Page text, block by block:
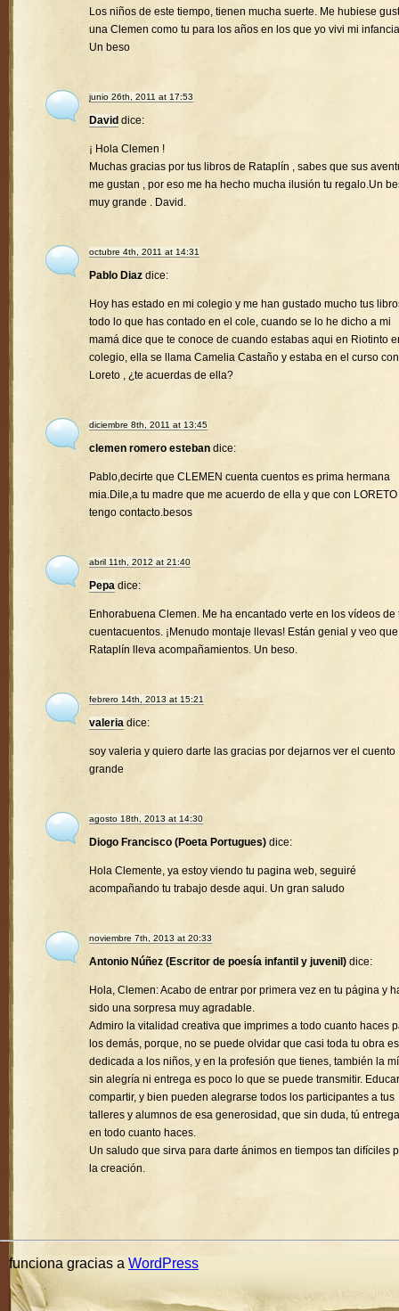
Los niños de este tiempo, tienen mucha suerte. Me hubiese
una Clemen como tu para los años en los que yo vivi mi
Un beso
junio 26th, 2011 at 17:53
David dice:
¡ Hola Clemen !
Muchas gracias por tus libros de Rataplín , sabes que sus
me gustan , por eso me ha hecho mucha ilusión tu regalo.Un
muy grande . David.
octubre 4th, 2011 at 14:31
Pablo Diaz dice:
Hoy has estado en mi colegio y me han gustado mucho tus
todo lo que has contado en el cole, cuando se lo he dicho a mi
mamá dice que te conoce de cuando estabas aqui en Riotinto
colegio, ella se llama Camelia Castaño y estaba en el curso con
Loreto , ¿te acuerdas de ella?
diciembre 8th, 2011 at 13:45
clemen romero esteban dice:
Pablo,decirte que CLEMEN cuenta cuentos es prima hermana
mia.Dile,a tu madre que me acuerdo de ella y que con LORETO
tengo contacto.besos
abril 11th, 2012 at 21:40
Pepa dice:
Enhorabuena Clemen. Me ha encantado verte en los vídeos de
cuentacuentos. ¡Menudo montaje llevas! Están genial y veo que
Rataplín lleva acompañamientos. Un beso.
febrero 14th, 2013 at 15:21
valeria dice:
soy valeria y quiero darte las gracias por dejarnos ver el cuento
grande
agosto 18th, 2013 at 14:30
Diogo Francisco (Poeta Portugues) dice:
Hola Clemente, ya estoy viendo tu pagina web, seguiré
acompañando tu trabajo desde aqui. Un gran saludo
noviembre 7th, 2013 at 20:33
Antonio Núñez (Escritor de poesía infantil y juvenil) dice:
Hola, Clemen: Acabo de entrar por primera vez en tu página y
sido una sorpresa muy agradable.
Admiro la vitalidad creativa que imprimes a todo cuanto haces
los demás, porque, no se puede olvidar que casi toda tu obra
dedicada a los niños, y en la profesión que tienes, también la
sin alegría ni entrega es poco lo que se puede transmitir.
compartir, y bien pueden alegrarse todos los participantes a tus
talleres y alumnos de esa generosidad, que sin duda, tú
en todo cuanto haces.
Un saludo que sirva para darte ánimos en tiempos tan difíciles
la creación.
funciona gracias a WordPress